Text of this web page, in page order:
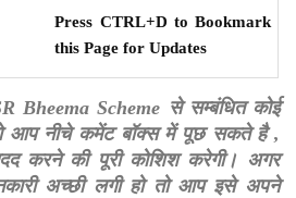
Press CTRL+D to Bookmark
this Page for Updates
Bheema Scheme से सम्बंधित कोई
आप नीचे कमेंट बॉक्स में पूछ सकते है ,
करने की पूरी कोशिश करेगी। अगर
अच्छी लगी हो तो आप इसे अपने